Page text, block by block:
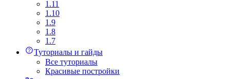
1.11
1.10
1.9
1.8
1.7
Туториалы и гайды
Все туториалы
Красивые постройки